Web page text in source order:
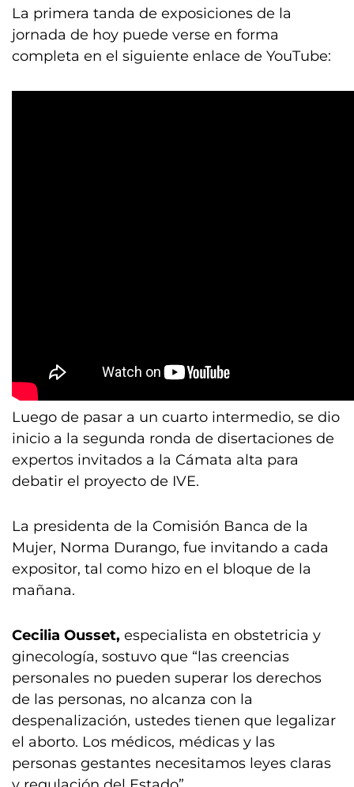
La primera tanda de exposiciones de la
jornada de hoy puede verse en forma
completa en el siguiente enlace de YouTube:
Luego de pasar a un cuarto intermedio, se dio
inicio a la segunda ronda de disertaciones de
expertos invitados a la Cámata alta para
debatir el proyecto de IVE.
La presidenta de la Comisión Banca de la
Mujer, Norma Durango, fue invitando a cada
expositor, tal como hizo en el bloque de la
mañana.
Cecilia Ousset, especialista en obstetricia y
ginecología, sostuvo que “las creencias
personales no pueden superar los derechos
de las personas, no alcanza con la
despenalización, ustedes tienen que legalizar
el aborto. Los médicos, médicas y las
personas gestantes necesitamos leyes claras